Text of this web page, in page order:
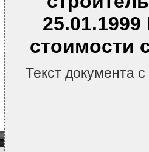
стоимости
Текст документа